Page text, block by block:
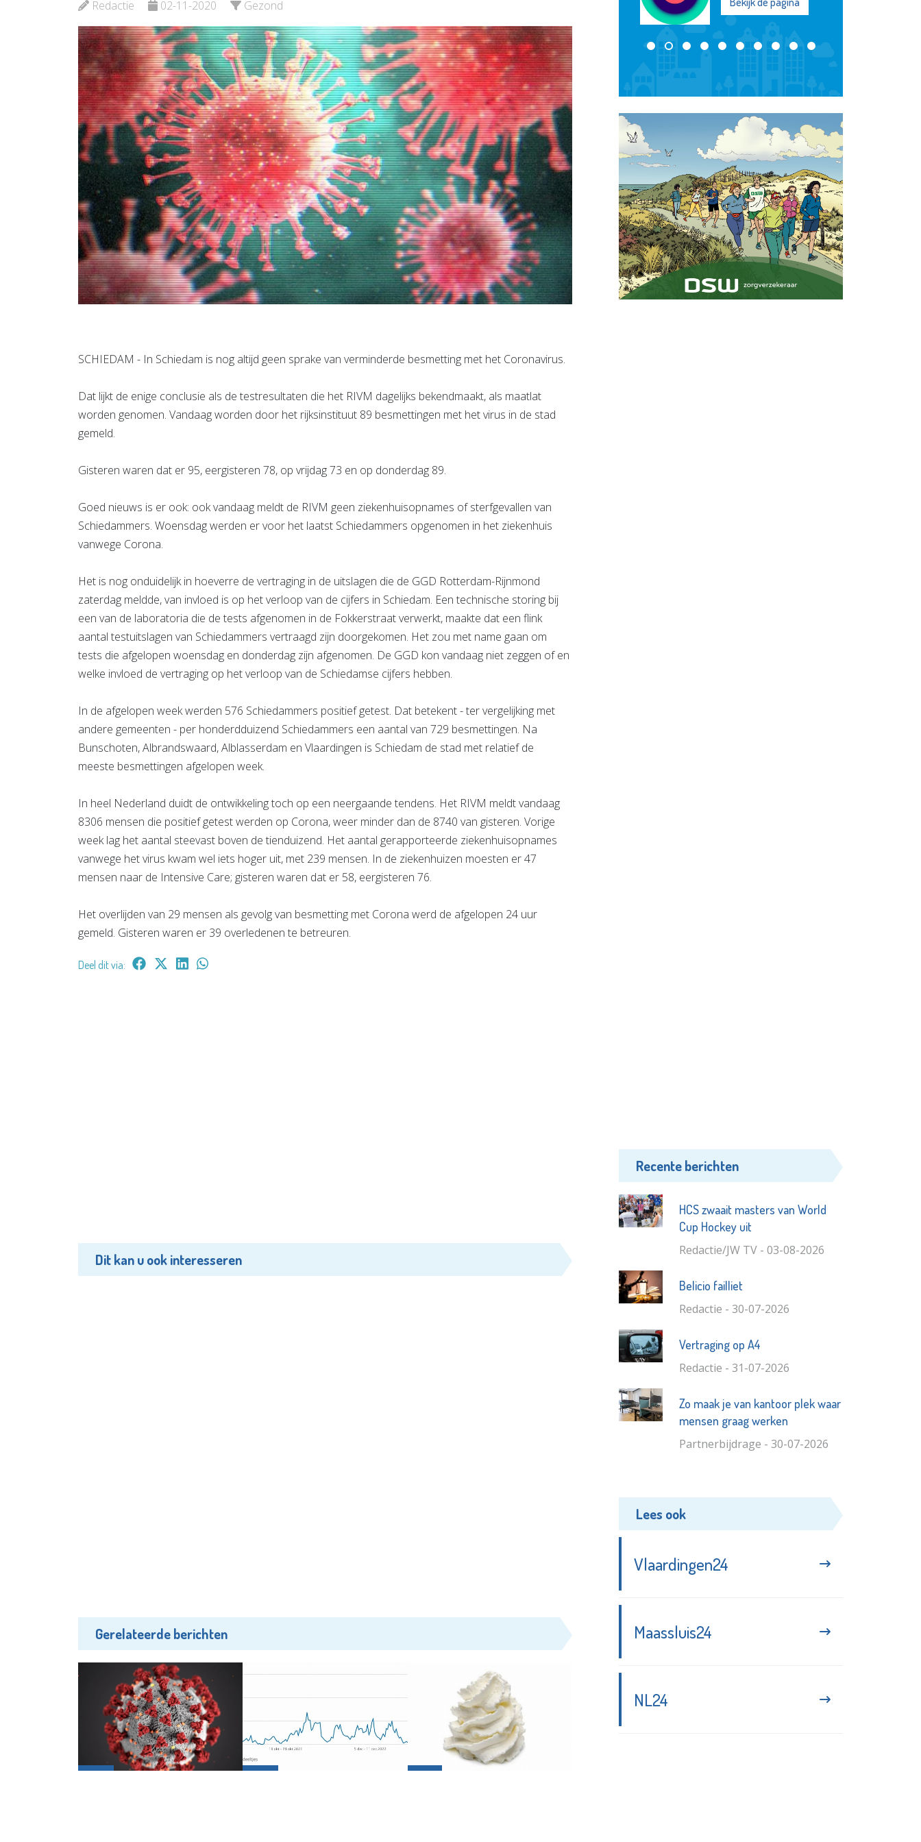
Redactie 02-11-2020 Gezond
SCHIEDAM - In Schiedam is nog altijd geen sprake van verminderde besmetting met het Coronavirus.
Dat lijkt de enige conclusie als de testresultaten die het RIVM dagelijks bekendmaakt, als maatlat
worden genomen. Vandaag worden door het rijksinstituut 89 besmettingen met het virus in de stad
gemeld.
Gisteren waren dat er 95, eergisteren 78, op vrijdag 73 en op donderdag 89.
Goed nieuws is er ook: ook vandaag meldt de RIVM geen ziekenhuisopnames of sterfgevallen van
Schiedammers. Woensdag werden er voor het laatst Schiedammers opgenomen in het ziekenhuis
vanwege Corona.
Het is nog onduidelijk in hoeverre de vertraging in de uitslagen die de GGD Rotterdam-Rijnmond
zaterdag meldde, van invloed is op het verloop van de cijfers in Schiedam. Een technische storing bij
een van de laboratoria die de tests afgenomen in de Fokkerstraat verwerkt, maakte dat een flink
aantal testuitslagen van Schiedammers vertraagd zijn doorgekomen. Het zou met name gaan om
tests die afgelopen woensdag en donderdag zijn afgenomen. De GGD kon vandaag niet zeggen of en
welke invloed de vertraging op het verloop van de Schiedamse cijfers hebben.
In de afgelopen week werden 576 Schiedammers positief getest. Dat betekent - ter vergelijking met
andere gemeenten - per honderdduizend Schiedammers een aantal van 729 besmettingen. Na
Bunschoten, Albrandswaard, Alblasserdam en Vlaardingen is Schiedam de stad met relatief de
meeste besmettingen afgelopen week.
In heel Nederland duidt de ontwikkeling toch op een neergaande tendens. Het RIVM meldt vandaag
8306 mensen die positief getest werden op Corona, weer minder dan de 8740 van gisteren. Vorige
week lag het aantal steevast boven de tienduizend. Het aantal gerapporteerde ziekenhuisopnames
vanwege het virus kwam wel iets hoger uit, met 239 mensen. In de ziekenhuizen moesten er 47
mensen naar de Intensive Care; gisteren waren dat er 58, eergisteren 76.
Het overlijden van 29 mensen als gevolg van besmetting met Corona werd de afgelopen 24 uur
gemeld. Gisteren waren er 39 overledenen te betreuren.
Deel dit via:
Dit kan u ook interesseren
Gerelateerde berichten
Bekijk de pagina Bekijk de pagina
Recente berichten
HCS zwaait masters van World
Cup Hockey uit
Redactie/JW TV - 03-08-2026
Belicio failliet
Redactie - 30-07-2026
Vertraging op A4
Redactie - 31-07-2026
Zo maak je van kantoor plek waar
mensen graag werken
Partnerbijdrage - 30-07-2026
Lees ook
Vlaardingen24
Maassluis24
NL24